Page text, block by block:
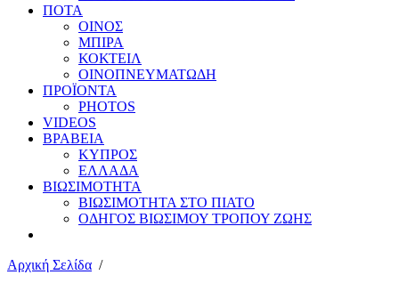
ΠΟΤΑ
ΟΙΝΟΣ
ΜΠΙΡΑ
ΚΟΚΤΕΙΛ
ΟΙΝΟΠΝΕΥΜΑΤΩΔΗ
ΠΡΟΪΟΝΤΑ
PHOTOS
VIDEOS
ΒΡΑΒΕΙΑ
ΚΥΠΡΟΣ
ΕΛΛΑΔΑ
ΒΙΩΣΙΜΟΤΗΤΑ
ΒΙΩΣΙΜΟΤΗΤΑ ΣΤΟ ΠΙΑΤΟ
ΟΔΗΓΟΣ ΒΙΩΣΙΜΟΥ ΤΡΟΠΟΥ ΖΩΗΣ
Αρχική Σελίδα /